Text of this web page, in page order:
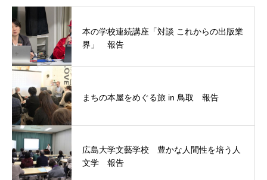
本の学校連続講座「対談 これからの出版業
界」 報告
まちの本屋をめぐる旅 in 鳥取 報告
広島大学文藝学校 豊かな人間性を培う人
文学 報告